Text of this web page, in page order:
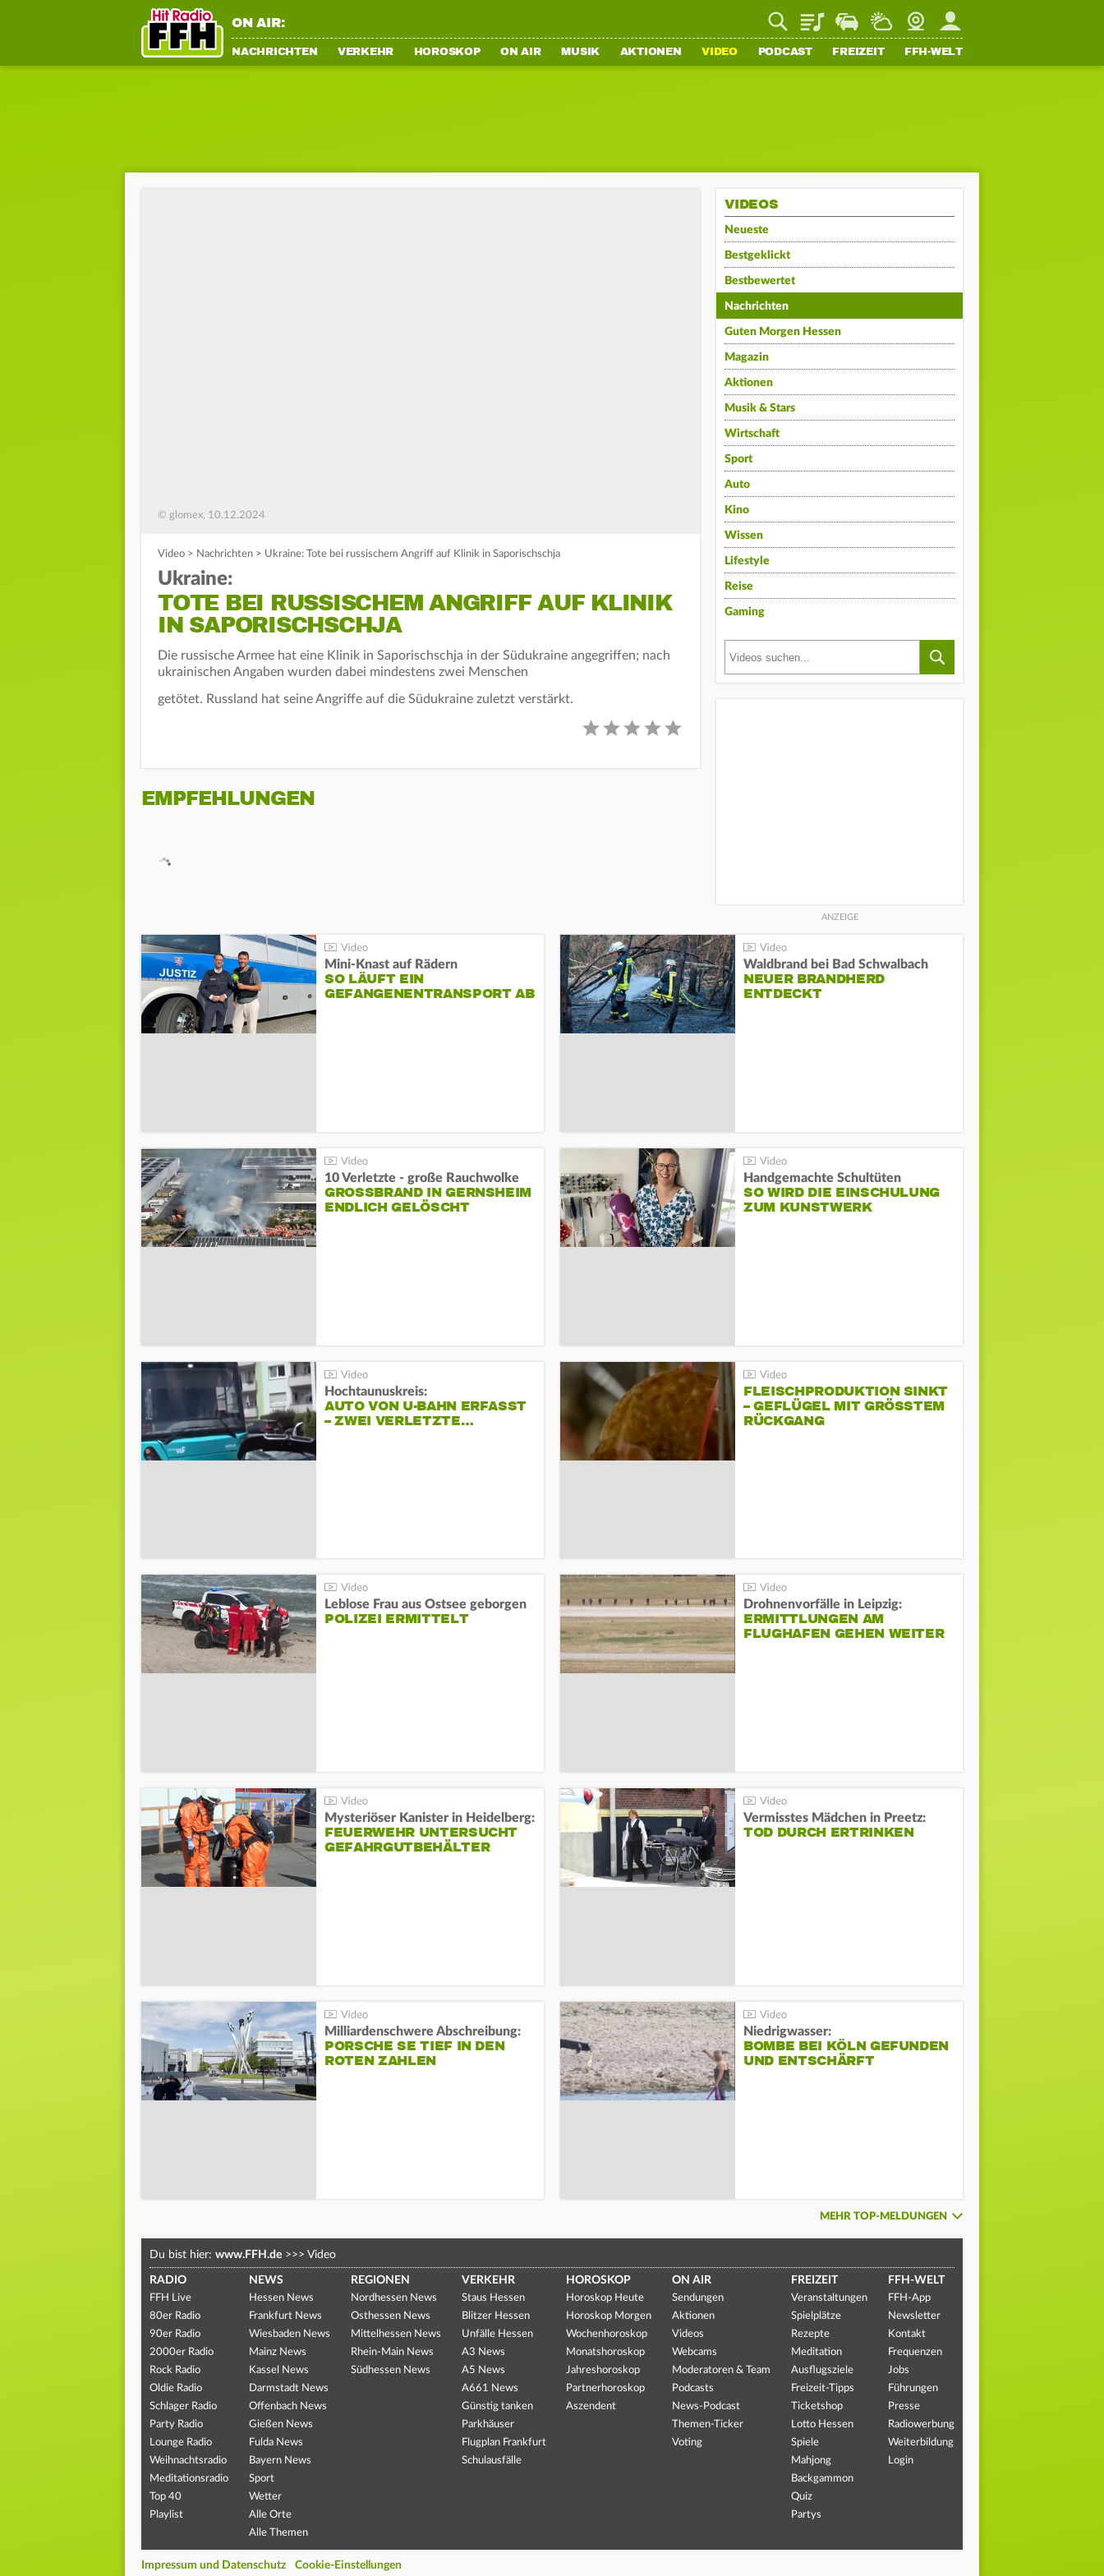
ON AIR: PlaylistStaupilotWetterWebcamMein FFH
NACHRICHTEN VERKEHR HOROSKOP ON AIR MUSIK AKTIONEN VIDEO PODCAST FREIZEIT FFH-WELT
© glomex, 10.12.2024
Video > Nachrichten > Ukraine: Tote bei russischem Angriff auf Klinik in Saporischschja
Ukraine:
TOTE BEI RUSSISCHEM ANGRIFF AUF KLINIK
IN SAPORISCHSCHJA
Die russische Armee hat eine Klinik in Saporischschja in der Südukraine angegriffen; nach
ukrainischen Angaben wurden dabei mindestens zwei Menschen
getötet. Russland hat seine Angriffe auf die Südukraine zuletzt verstärkt.
EMPFEHLUNGEN
VIDEOS
Neueste
Bestgeklickt
Bestbewertet
Nachrichten
Guten Morgen Hessen
Magazin
Aktionen
Musik & Stars
Wirtschaft
Sport
Auto
Kino
Wissen
Lifestyle
Reise
Gaming
Mini-Knast auf Rädern
SO LÄUFT EIN
GEFANGENENTRANSPORT AB
Waldbrand bei Bad Schwalbach
NEUER BRANDHERD
ENTDECKT
10 Verletzte - große Rauchwolke
GROSSBRAND IN GERNSHEIM E
NDLICH GELÖSCHT
Handgemachte Schultüten
SO WIRD DIE EINSCHULUNG
ZUM KUNSTWERK
Hochtaunuskreis:
AUTO VON U-BAHN ERFASST
– ZWEI VERLETZTE…
FLEISCHPRODUKTION SINKT
– GEFLÜGEL MIT GRÖSSTEM R
ÜCKGANG
Leblose Frau aus Ostsee geborgen
POLIZEI ERMITTELT
Drohnenvorfälle in Leipzig:
ERMITTLUNGEN AM
FLUGHAFEN GEHEN WEITER
Mysteriöser Kanister in Heidelberg:
FEUERWEHR UNTERSUCHT
GEFAHRGUTBEHÄLTER
Vermisstes Mädchen in Preetz:
TOD DURCH ERTRINKEN
Milliardenschwere Abschreibung:
PORSCHE SE TIEF IN DEN
ROTEN ZAHLEN
Niedrigwasser:
BOMBE BEI KÖLN GEFUNDEN
UND ENTSCHÄRFT
MEHR TOP-MELDUNGEN
Du bist hier: www.FFH.de >>> Video
RADIO
FFH Live
80er Radio
90er Radio
2000er Radio
Rock Radio
Oldie Radio
Schlager Radio
Party Radio
Lounge Radio
Weihnachtsradio
Meditationsradio
Top 40
Playlist
NEWS
Hessen News
Frankfurt News
Wiesbaden News
Mainz News
Kassel News
Darmstadt News
Offenbach News
Gießen News
Fulda News
Bayern News
Sport
Wetter
Alle Orte
Alle Themen
REGIONEN
Nordhessen News
Osthessen News
Mittelhessen News
Rhein-Main News
Südhessen News
VERKEHR
Staus Hessen
Blitzer Hessen
Unfälle Hessen
A3 News
A5 News
A661 News
Günstig tanken
Parkhäuser
Flugplan Frankfurt
Schulausfälle
HOROSKOP
Horoskop Heute
Horoskop Morgen
Wochenhoroskop
Monatshoroskop
Jahreshoroskop
Partnerhoroskop
Aszendent
ON AIR
Sendungen
Aktionen
Videos
Webcams
Moderatoren & Team
Podcasts
News-Podcast
Themen-Ticker
Voting
FREIZEIT
Veranstaltungen
Spielplätze
Rezepte
Meditation
Ausflugsziele
Freizeit-Tipps
Ticketshop
Lotto Hessen
Spiele
Mahjong
Backgammon
Quiz
Partys
FFH-WELT
FFH-App
Newsletter
Kontakt
Frequenzen
Jobs
Führungen
Presse
Radiowerbung
Weiterbildung
Login
Impressum und Datenschutz Cookie-Einstellungen